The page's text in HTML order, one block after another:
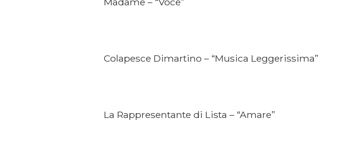
Colapesce Dimartino – “Musica Leggerissima”
La Rappresentante di Lista – “Amare”